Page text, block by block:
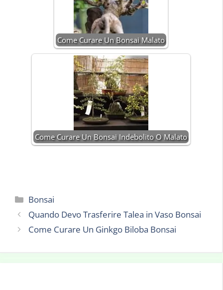
Come Curare Un Bonsai Malato
Come Curare Un Bonsai Indebolito O Malato
Categorie
Bonsai
Quando Devo Trasferire Talea in Vaso Bonsai
Come Curare Un Ginkgo Biloba Bonsai